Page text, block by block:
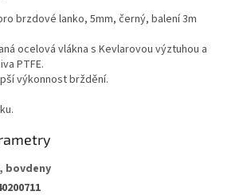
brzdové lanko, 5mm, černý, balení 3m
ocelová vlákna s Kevlarovou výztuhou a
PTFE.
výkonnost brždění.
bovdeny